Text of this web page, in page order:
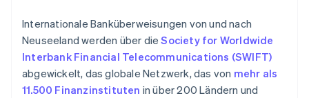
Überweisungsabläufe
Internationale Banküberweisungen von und nach
Neuseeland werden über dieSociety for Worldwide
Interbank Financial Telecommunications (SWIFT)
abgewickelt, das globale Netzwerk, das von mehr als
11.500 Finanzinstituten in über 200 Ländern und